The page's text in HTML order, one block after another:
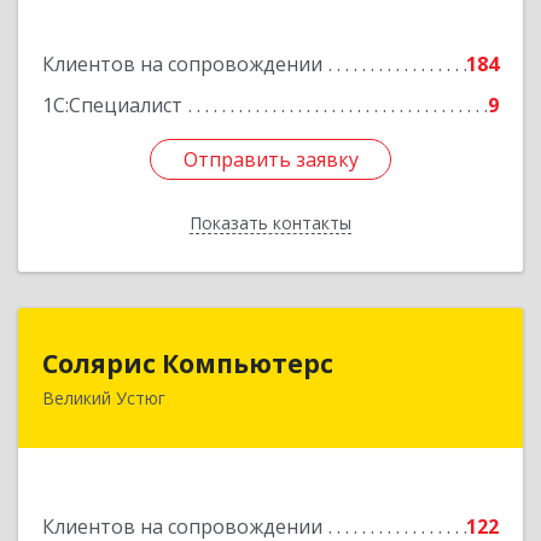
Клиентов на сопровождении
184
1С:Специалист
9
Отправить заявку
Показать контакты
Отправить заявку
Назад
Солярис Компьютерс
Великий Устюг
Клиентов на сопровождении
122
162390, Вологодская обл, Великий Устюг г,